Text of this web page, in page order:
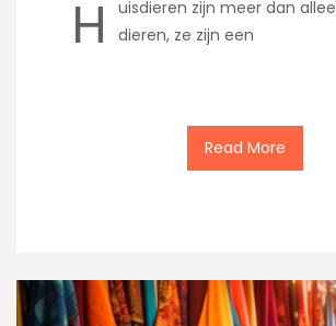
H
uisdieren zijn meer dan
dieren, ze zijn een
Read More